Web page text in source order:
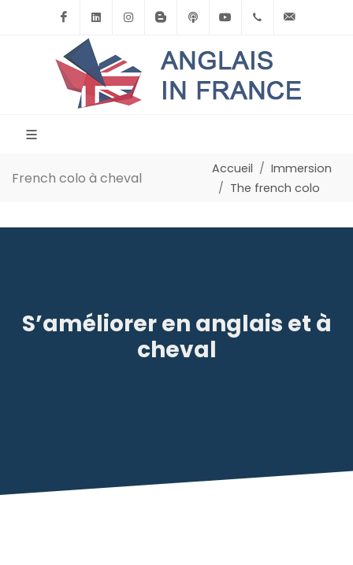
FacebookLinkedinInstagramBlogSpotPodcastYoutube
French colo à cheval
Accueil
Immersion
The french colo
S’améliorer en anglais et à
cheval